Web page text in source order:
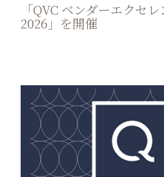
「QVC ベンダーエクセ
2026」を開催